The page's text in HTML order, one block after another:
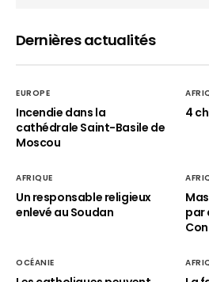
Dernières actualités
EUROPE
Incendie dans la
cathédrale Saint-Basile de
Moscou
4
AFRIQUE
Un responsable religieux
enlevé au Soudan
par
OCÉANIE